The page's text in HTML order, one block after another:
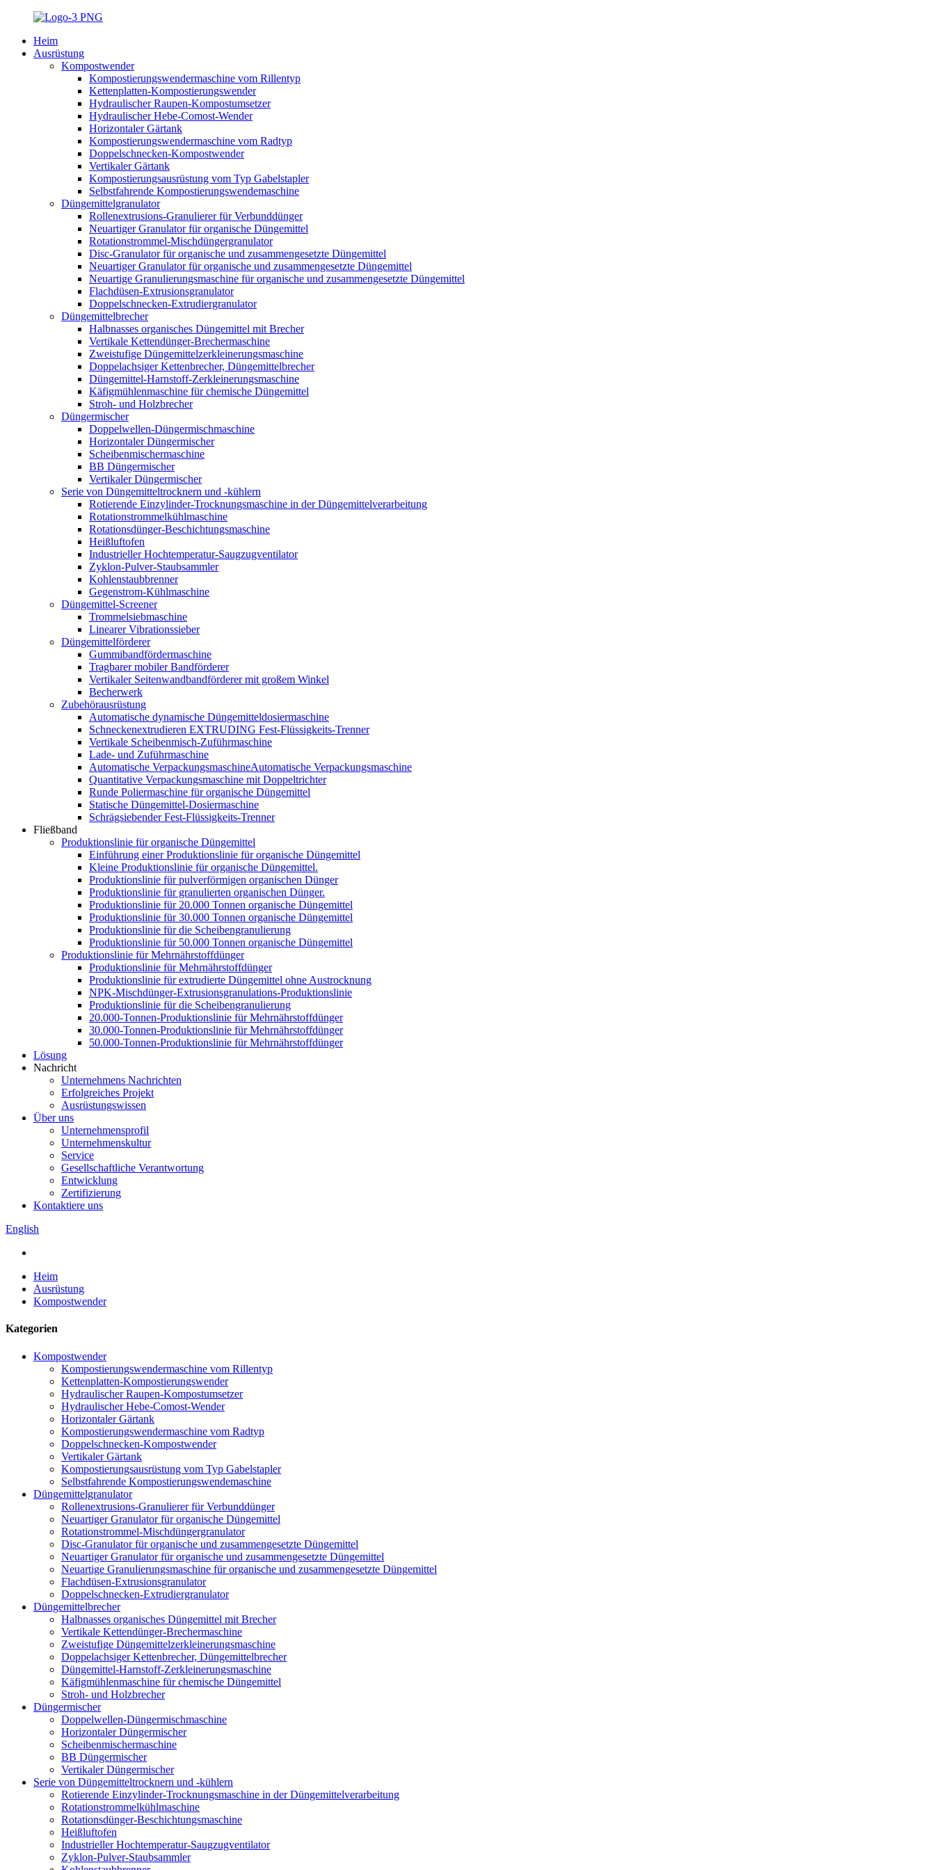
Heim
Ausrüstung
Kompostwender
Kompostierungswendermaschine vom Rillentyp
Kettenplatten-Kompostierungswender
Hydraulischer Raupen-Kompostumsetzer
Hydraulischer Hebe-Comost-Wender
Horizontaler Gärtank
Kompostierungswendermaschine vom Radtyp
Doppelschnecken-Kompostwender
Vertikaler Gärtank
Kompostierungsausrüstung vom Typ Gabelstapler
Selbstfahrende Kompostierungswendemaschine
Düngemittelgranulator
Rollenextrusions-Granulierer für Verbunddünger
Neuartiger Granulator für organische Düngemittel
Rotationstrommel-Mischdüngergranulator
Disc-Granulator für organische und zusammengesetzte Düngemittel
Neuartiger Granulator für organische und zusammengesetzte Düngemittel
Neuartige Granulierungsmaschine für organische und zusammengesetzte Düngemittel
Flachdüsen-Extrusionsgranulator
Doppelschnecken-Extrudiergranulator
Düngemittelbrecher
Halbnasses organisches Düngemittel mit Brecher
Vertikale Kettendünger-Brechermaschine
Zweistufige Düngemittelzerkleinerungsmaschine
Doppelachsiger Kettenbrecher, Düngemittelbrecher
Düngemittel-Harnstoff-Zerkleinerungsmaschine
Käfigmühlenmaschine für chemische Düngemittel
Stroh- und Holzbrecher
Düngermischer
Doppelwellen-Düngermischmaschine
Horizontaler Düngermischer
Scheibenmischermaschine
BB Düngermischer
Vertikaler Düngermischer
Serie von Düngemitteltrocknern und -kühlern
Rotierende Einzylinder-Trocknungsmaschine in der Düngemittelverarbeitung
Rotationstrommelkühlmaschine
Rotationsdünger-Beschichtungsmaschine
Heißluftofen
Industrieller Hochtemperatur-Saugzugventilator
Zyklon-Pulver-Staubsammler
Kohlenstaubbrenner
Gegenstrom-Kühlmaschine
Düngemittel-Screener
Trommelsiebmaschine
Linearer Vibrationssieber
Düngemittelförderer
Gummibandfördermaschine
Tragbarer mobiler Bandförderer
Vertikaler Seitenwandbandförderer mit großem Winkel
Becherwerk
Zubehörausrüstung
Automatische dynamische Düngemitteldosiermaschine
Schneckenextrudieren EXTRUDING Fest-Flüssigkeits-Trenner
Vertikale Scheibenmisch-Zuführmaschine
Lade- und Zuführmaschine
Automatische VerpackungsmaschineAutomatische Verpackungsmaschine
Quantitative Verpackungsmaschine mit Doppeltrichter
Runde Poliermaschine für organische Düngemittel
Statische Düngemittel-Dosiermaschine
Schrägsiebender Fest-Flüssigkeits-Trenner
Fließband
Produktionslinie für organische Düngemittel
Einführung einer Produktionslinie für organische Düngemittel
Kleine Produktionslinie für organische Düngemittel.
Produktionslinie für pulverförmigen organischen Dünger
Produktionslinie für granulierten organischen Dünger.
Produktionslinie für 20.000 Tonnen organische Düngemittel
Produktionslinie für 30.000 Tonnen organische Düngemittel
Produktionslinie für die Scheibengranulierung
Produktionslinie für 50.000 Tonnen organische Düngemittel
Produktionslinie für Mehrnährstoffdünger
Produktionslinie für Mehrnährstoffdünger
Produktionslinie für extrudierte Düngemittel ohne Austrocknung
NPK-Mischdünger-Extrusionsgranulations-Produktionslinie
Produktionslinie für die Scheibengranulierung
20.000-Tonnen-Produktionslinie für Mehrnährstoffdünger
30.000-Tonnen-Produktionslinie für Mehrnährstoffdünger
50.000-Tonnen-Produktionslinie für Mehrnährstoffdünger
Lösung
Nachricht
Unternehmens Nachrichten
Erfolgreiches Projekt
Ausrüstungswissen
Über uns
Unternehmensprofil
Unternehmenskultur
Service
Gesellschaftliche Verantwortung
Entwicklung
Zertifizierung
Kontaktiere uns
English
Heim
Ausrüstung
Kompostwender
Kategorien
Kompostwender
Kompostierungswendermaschine vom Rillentyp
Kettenplatten-Kompostierungswender
Hydraulischer Raupen-Kompostumsetzer
Hydraulischer Hebe-Comost-Wender
Horizontaler Gärtank
Kompostierungswendermaschine vom Radtyp
Doppelschnecken-Kompostwender
Vertikaler Gärtank
Kompostierungsausrüstung vom Typ Gabelstapler
Selbstfahrende Kompostierungswendemaschine
Düngemittelgranulator
Rollenextrusions-Granulierer für Verbunddünger
Neuartiger Granulator für organische Düngemittel
Rotationstrommel-Mischdüngergranulator
Disc-Granulator für organische und zusammengesetzte Düngemittel
Neuartiger Granulator für organische und zusammengesetzte Düngemittel
Neuartige Granulierungsmaschine für organische und zusammengesetzte Düngemittel
Flachdüsen-Extrusionsgranulator
Doppelschnecken-Extrudiergranulator
Düngemittelbrecher
Halbnasses organisches Düngemittel mit Brecher
Vertikale Kettendünger-Brechermaschine
Zweistufige Düngemittelzerkleinerungsmaschine
Doppelachsiger Kettenbrecher, Düngemittelbrecher
Düngemittel-Harnstoff-Zerkleinerungsmaschine
Käfigmühlenmaschine für chemische Düngemittel
Stroh- und Holzbrecher
Düngermischer
Doppelwellen-Düngermischmaschine
Horizontaler Düngermischer
Scheibenmischermaschine
BB Düngermischer
Vertikaler Düngermischer
Serie von Düngemitteltrocknern und -kühlern
Rotierende Einzylinder-Trocknungsmaschine in der Düngemittelverarbeitung
Rotationstrommelkühlmaschine
Rotationsdünger-Beschichtungsmaschine
Heißluftofen
Industrieller Hochtemperatur-Saugzugventilator
Zyklon-Pulver-Staubsammler